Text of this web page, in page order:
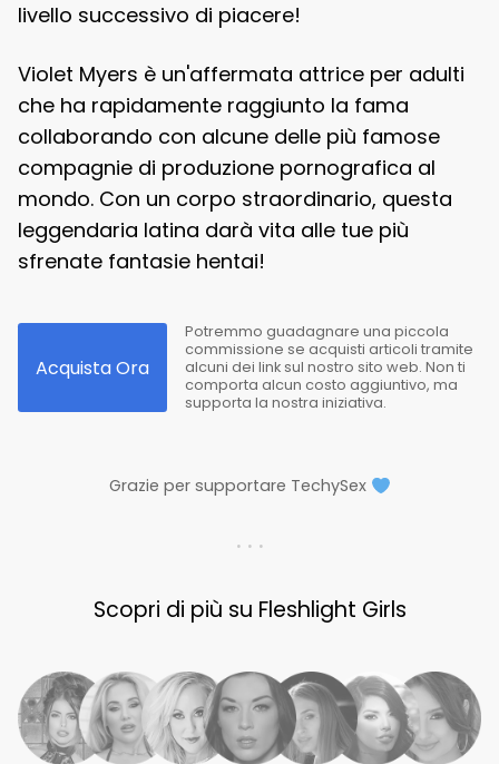
livello successivo di piacere!
Violet Myers è un'affermata attrice per adulti
che ha rapidamente raggiunto la fama
collaborando con alcune delle più famose
compagnie di produzione pornografica al
mondo. Con un corpo straordinario, questa
leggendaria latina darà vita alle tue più
sfrenate fantasie hentai!
Acquista Ora
Potremmo guadagnare una piccola
commissione se acquisti articoli tramite
alcuni dei link sul nostro sito web. Non ti
comporta alcun costo aggiuntivo, ma
supporta la nostra iniziativa.
Grazie per supportare TechySex
. . .
Scopri di più su Fleshlight Girls